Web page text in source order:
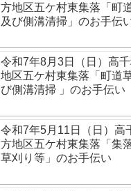
方地区五ケ村東集落「町
及び側溝清掃」のお手伝
令和7年8月3日（日）高
地区五ケ村東集落「町道
び側溝清掃 」のお手伝い
令和7年5月11日（日）高
方地区五ケ村東集落「集
草刈り等」のお手伝い